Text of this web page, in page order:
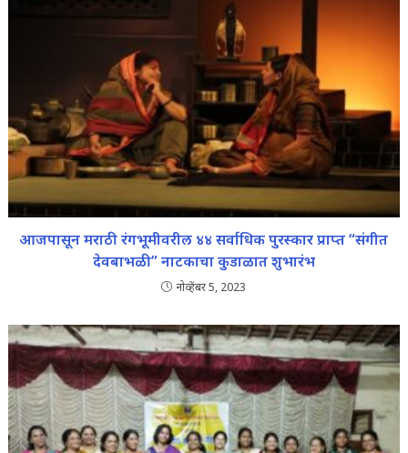
आजपासून मराठी रंगभूमीवरील ४४ सर्वाधिक पुरस्कार प्राप्त “संगीत
देवबाभळी” नाटकाचा कुडाळात शुभारंभ
नोव्हेंबर 5, 2023